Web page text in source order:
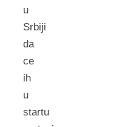
u
Srbiji
da
ce
ih
u
startu